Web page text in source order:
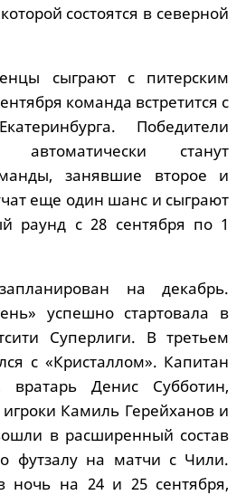
состоятся в северной
сыграют с питерским
команда встретится с
Победители
станут
занявшие второе и
еще один шанс и сыграют
раунд с 28 сентября по 1
на декабрь.
успешно стартовала в
Суперлиги. В третьем
с «Кристаллом». Капитан
вратарь Денис Субботин,
Камиль Герейханов и
в расширенный состав
футзалу на матчи с Чили.
ночь на 24 и 25 сентября,